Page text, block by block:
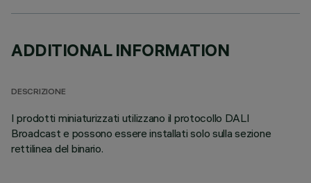
ADDITIONAL INFORMATION
DESCRIZIONE
I prodotti miniaturizzati utilizzano il protocollo DALI
Broadcast e possono essere installati solo sulla sezione
rettilinea del binario.